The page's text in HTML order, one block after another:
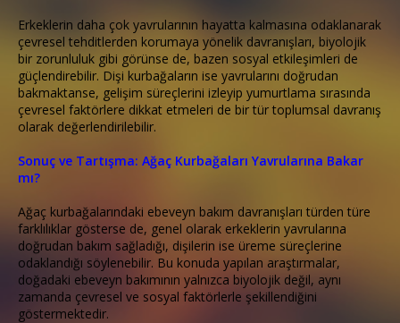
Erkeklerin daha çok yavrularının hayatta kalmasına odaklanarak
çevresel tehditlerden korumaya yönelik davranışları, biyolojik
bir zorunluluk gibi görünse de, bazen sosyal etkileşimleri de
güçlendirebilir. Dişi kurbağaların ise yavrularını doğrudan
bakmaktanse, gelişim süreçlerini izleyip yumurtlama sırasında
çevresel faktörlere dikkat etmeleri de bir tür toplumsal davranış
olarak değerlendirilebilir.
Sonuç ve Tartışma: Ağaç Kurbağaları Yavrularına Bakar
mı?
Ağaç kurbağalarındaki ebeveyn bakım davranışları türden türe
farklılıklar gösterse de, genel olarak erkeklerin yavrularına
doğrudan bakım sağladığı, dişilerin ise üreme süreçlerine
odaklandığı söylenebilir. Bu konuda yapılan araştırmalar,
doğadaki ebeveyn bakımının yalnızca biyolojik değil, aynı
zamanda çevresel ve sosyal faktörlerle şekillendiğini
göstermektedir.